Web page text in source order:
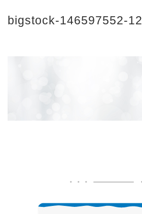
bigstock-146597552-12